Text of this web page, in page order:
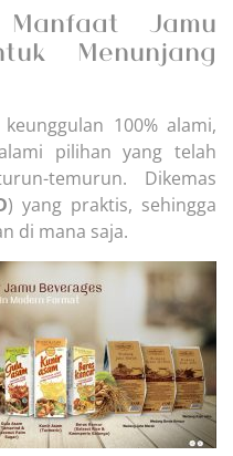
Jamu
Menunjang
100% alami,
pilihan yang telah
temurun. Dikemas
) yang praktis, sehingga
di mana saja.